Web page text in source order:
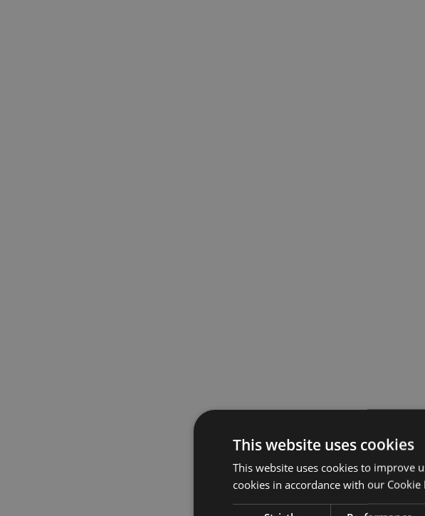
This website uses cookies
This website uses cookies to improve
cookies in accordance with our Cookie